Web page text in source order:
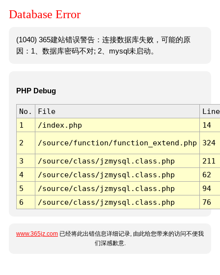
Database Error
(1040) 365建站错误警告：连接数据库失败，可能的原
因：1、数据库密码不对; 2、mysql未启动。
PHP Debug
No. File
Line
1
/index.php 14
2 /source/function/function_extend.php 324
3 /source/class/jzmysql.class.php
211
4
/source/class/jzmysql.class.php
62
5
/source/class/jzmysql.class.php
94
6
/source/class/jzmysql.class.php 76
www.365jz.com 已经将此出错信息详细记录, 由此给您带来的访问不便我
们深感歉意.